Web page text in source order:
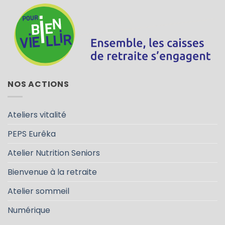
NOS ACTIONS
Ateliers vitalité
PEPS Eurêka
Atelier Nutrition Seniors
Bienvenue à la retraite
Atelier sommeil
Numérique